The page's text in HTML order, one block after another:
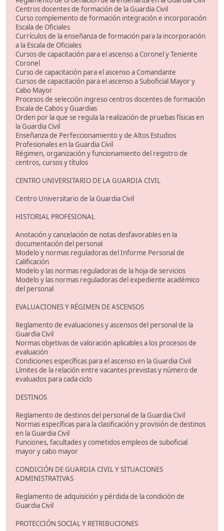
Centros docentes de formación de la Guardia Civil
Curso complemento de formación integración e incorporación
Escala de Oficiales
Currículos de la enseñanza de formación para la incorporación
a la Escala de Oficiales
Cursos de capacitación para el ascenso a Coronel y Teniente
Coronel
Curso de capacitación para el ascenso a Comandante
Cursos de capacitación para el ascenso a Suboficial Mayor y
Cabo Mayor
Procesos de selección ingreso centros docentes de formación
Escala de Cabos y Guardias
Orden por la que se regula la realización de pruebas físicas en
la Guardia Civil
Enseñanza de Perfeccionamiento y de Altos Estudios
Profesionales en la Guardia Civil
Régimen, organización y funcionamiento del registro de
centros, cursos y títulos
CENTRO UNIVERSITARIO DE LA GUARDIA CIVIL
Centro Universitario de la Guardia Civil
HISTORIAL PROFESIONAL
Anotación y cancelación de notas desfavorables en la
documentación del personal
Modelo y normas reguladoras del Informe Personal de
Calificación
Modelo y las normas reguladoras de la hoja de servicios
Modelo y las normas reguladoras del expediente académico
del personal
EVALUACIONES Y RÉGIMEN DE ASCENSOS
Reglamento de evaluaciones y ascensos del personal de la
Guardia Civil
Normas objetivas de valoración aplicables a los procesos de
evaluación
Condiciones específicas para el ascenso en la Guardia Civil
Límites de la relación entre vacantes previstas y número de
evaluados para cada ciclo
DESTINOS
Reglamento de destinos del personal de la Guardia Civil
Normas específicas para la clasificación y provisión de destinos
en la Guardia Civil
Funciones, facultades y cometidos empleos de suboficial
mayor y cabo mayor
CONDICIÓN DE GUARDIA CIVIL Y SITUACIONES
ADMINISTRATIVAS
Reglamento de adquisición y pérdida de la condición de
Guardia Civil
PROTECCIÓN SOCIAL Y RETRIBUCIONES